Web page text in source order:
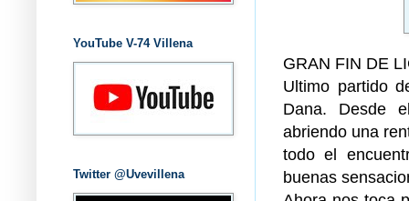
GRAN FIN DE
Ultimo partido
Dana. Desde
abriendo una
todo el
buenas
YouTube V-74 Villena
Twitter @Uvevillena